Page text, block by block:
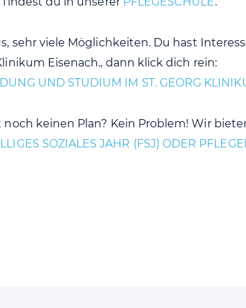
sehr viele Möglichkeiten. Du hast
Eisenach., dann klick dich rein:
UND STUDIUM IM ST. GEORG
noch keinen Plan? Kein Problem! Wir
SOZIALES JAHR (FSJ) ODER